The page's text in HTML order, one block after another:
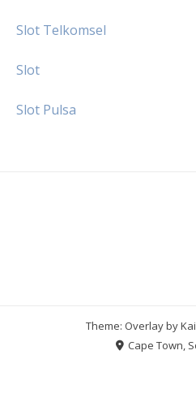
Slot Telkomsel
Slot
Slot Pulsa
Theme: Overlay by
Cape Town,